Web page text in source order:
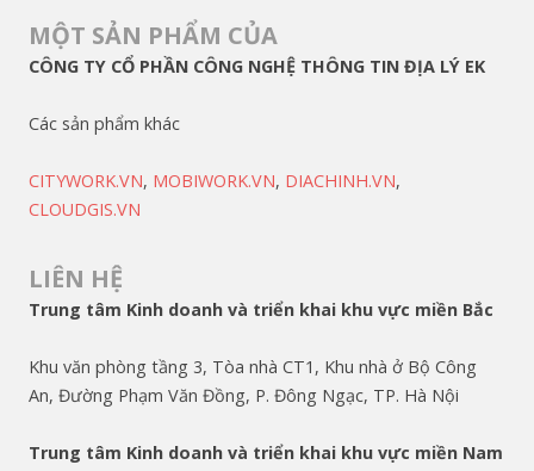
MỘT SẢN PHẨM CỦA
CÔNG TY CỔ PHẦN CÔNG NGHỆ THÔNG TIN ĐỊA LÝ EK
Các sản phẩm khác
CITYWORK.VN, MOBIWORK.VN, DIACHINH.VN,
CLOUDGIS.VN
LIÊN HỆ
Trung tâm Kinh doanh và triển khai khu vực miền Bắc
Khu văn phòng tầng 3, Tòa nhà CT1, Khu nhà ở Bộ Công
An, Đường Phạm Văn Đồng, P. Đông Ngạc, TP. Hà Nội
Trung tâm Kinh doanh và triển khai khu vực miền Nam